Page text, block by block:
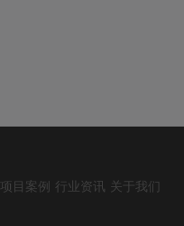
项目案例 行业资讯 关于我们